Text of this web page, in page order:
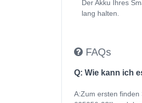
Der Akku Ihres
lang halten.
FAQs
Q: Wie kann ich
A:Zum ersten finden